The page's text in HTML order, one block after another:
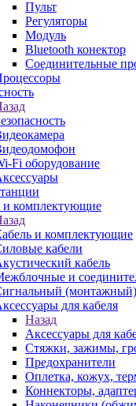
Пульт
Регуляторы
Модуль
Bluetooth конектор
Соединительные
Fi оборудование
и комплектующие
и комплектующие
кабели
кабель
и
(монтажный)
для кабеля
Назад
Аксессуары для
Стяжки, зажимы,
Предохранители
Оплетка, кожух,
Коннекторы,